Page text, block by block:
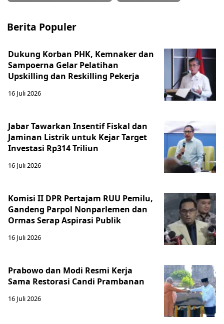
Berita Populer
Dukung Korban PHK, Kemnaker dan
Sampoerna Gelar Pelatihan
Upskilling dan Reskilling Pekerja
16 Juli 2026
Jabar Tawarkan Insentif Fiskal dan
Jaminan Listrik untuk Kejar Target
Investasi Rp314 Triliun
16 Juli 2026
Komisi II DPR Pertajam RUU Pemilu,
Gandeng Parpol Nonparlemen dan
Ormas Serap Aspirasi Publik
16 Juli 2026
Prabowo dan Modi Resmi Kerja
Sama Restorasi Candi Prambanan
16 Juli 2026